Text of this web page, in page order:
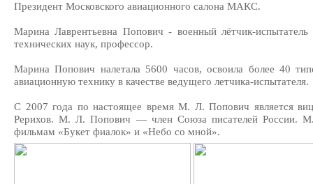
Президент Московского авиационного салона МАКС.
Марина Лаврентьевна Попович - военный лётчик-испытатель
технических наук, профессор.
Марина Попович налетала 5600 часов, освоила более 40
авиационную технику в качестве ведущего летчика-испытателя.
С 2007 года по настоящее время М. Л. Попович является
Рерихов. М. Л. Попович — член Союза писателей России.
фильмам «Букет фиалок» и «Небо со мной».